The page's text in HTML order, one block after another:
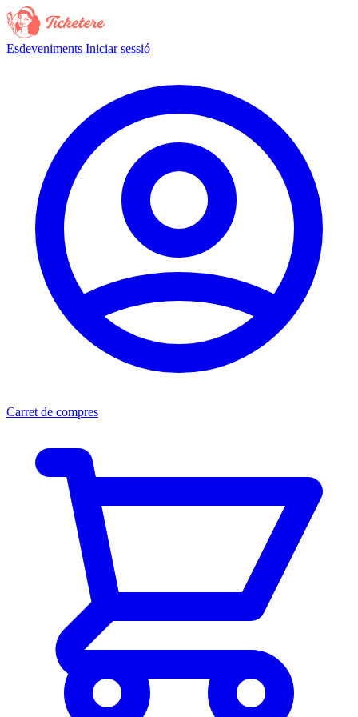
Esdeveniments Iniciar sessió
Carret de compres